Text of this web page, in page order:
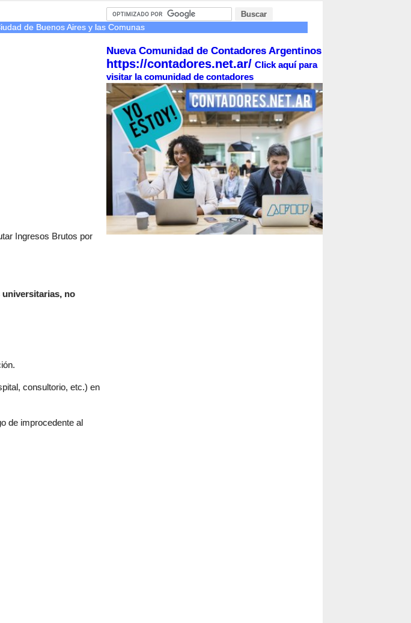
de Buenos Aires y las Comunas
Ingresos Brutos por
no
consultorio, etc.) en
de improcedente al
Nueva Comunidad de Contadores Argentinos
https://contadores.net.ar/ Click aquí para
visitar la comunidad de contadores